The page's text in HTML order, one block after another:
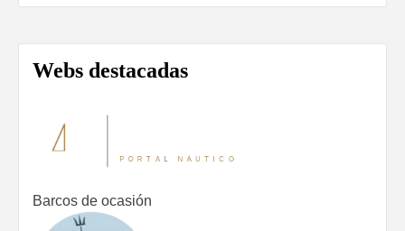
Webs destacadas
Barcos de ocasión